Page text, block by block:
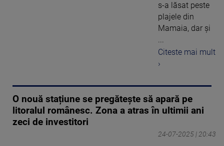
s-a lăsat peste
plajele din
Mamaia, dar și
...
Citeste mai mult
›
O nouă stațiune se pregătește să apară pe
litoralul românesc. Zona a atras în ultimii ani
zeci de investitori
24-07-2025 | 20:43